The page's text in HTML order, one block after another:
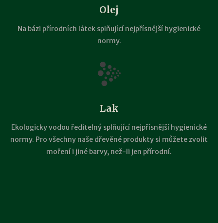
Olej
Na bázi přírodních látek splňující nejpřísnější hygienické
normy.
Lak
Ekologicky vodou ředitelný splňující nejpřísnější hygienické
normy. Pro všechny naše dřevěné produkty si můžete zvolit
moření i jiné barvy, než-li jen přírodní.